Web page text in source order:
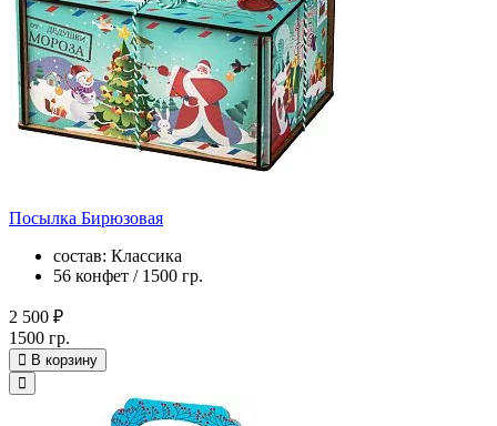
Посылка Бирюзовая
состав: Классика
56 конфет / 1500 гр.
2 500 ₽
1500 гр.
В корзину